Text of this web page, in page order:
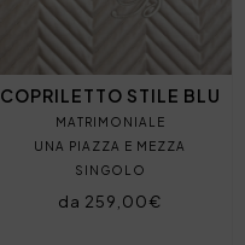
COPRILETTO STILE BLU
MATRIMONIALE
UNA PIAZZA E MEZZA
SINGOLO
da 259,00€